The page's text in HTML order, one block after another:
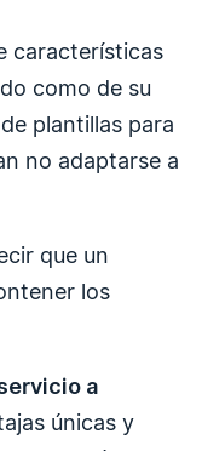
características
como de su
plantillas para
no adaptarse a
que un
los
a
únicas y